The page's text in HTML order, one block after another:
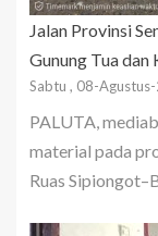
Jalan Provinsi
Gunung Tua
Sabtu , 08-
PALUTA,
material pada
Ruas